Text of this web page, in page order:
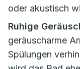
oder akustisch
Ruhige
geräuscharme
Spülungen